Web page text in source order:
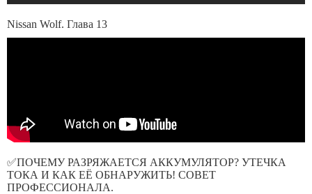
Nissan Wolf. Глава 13
✅ПОЧЕМУ РАЗРЯЖАЕТСЯ АККУМУЛЯТОР? УТЕЧКА
ТОКА И КАК ЕЁ ОБНАРУЖИТЬ! СОВЕТ
ПРОФЕССИОНАЛА.